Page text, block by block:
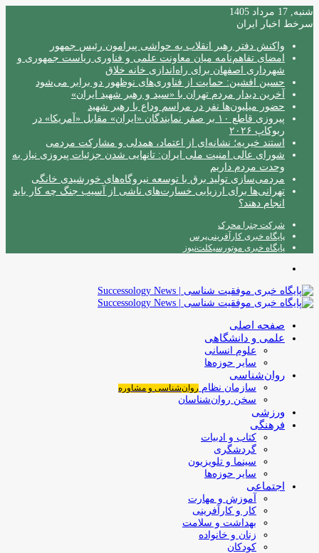
شنبه, 17 مرداد 1405
سرخط اخبار ایران
واکنش دفتر رهبر انقلاب به حواشی پیرامون رئیس جمهور
امضای تفاهم‌نامه میان معاونت علمی و فناوری ریاست جمهوری و
شهرداری اصفهان برای راه‌اندازی خانه خلاق
حسین افشین: حمایت از فناوری‌های نوظهور دو برابر می‌شود
آخرین دیدار مردم تهران با «سید و رهبر شهید ایران»
حضور میلیون‌ها نفر در مراسم وداع با رهبر شهید
پیروزی قاطع ۱۰ بر صفر نمایندگان «ایران» مقابل «آمریکا» در
ربوکاپ ۲۰۲۶
استند خیریه؛ نشانه‌ای از اعتماد، همدلی و مشارکت مردمی
شورای عالی امنیت ملی ایران: تانهایی شدن جزئیات پیروزی نیاز به
وحدت مردم داریم
مردمی‌سازی تولید برق با توسعه نیروگاه‌های خورشیدی خانگی
تهرانی‌ها برای ارزیابی خسارت‌های ناشی از آسیب جنگ چه کار باید
انجام دهند؟
شرکت چترا محرک
پایگاه خبری کارآفرینی‌پرس
پایگاه خبری موتورسیکلت‌نیوز
صفحه اصلی
علمی و دانشگاهی
علوم انسانی
سایر حوزه‌ها
روان‌شناسی
سازمان نظام روان‌شناسی و مشاوره
سخن روان‌شناسان
ورزشی
فرهنگی
کتاب و ادبیات
گردشگری
سینما و تلویزیون
سایر حوزه‌ها
اجتماعی
آموزش و مهارت
کار و کارآفرینی
بهداشت و سلامت
زنان و خانواده
کودکان